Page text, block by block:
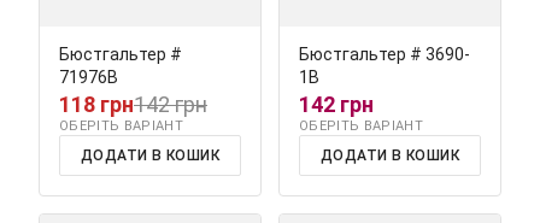
Бюстгальтер #
71976В
118 грн142 грн
ОБЕРІТЬ ВАРІАНТ
ДОДАТИ В КОШИК
Бюстгальтер # 3690-
1B
142 грн
ОБЕРІТЬ ВАРІАНТ
ДОДАТИ В КОШИК